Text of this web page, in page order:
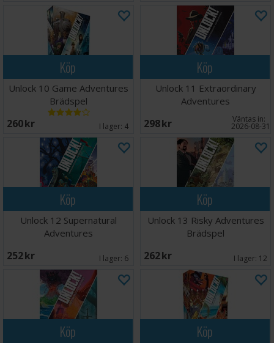
Köp
Unlock 10 Game Adventures
Brädspel
260 SEK I lager: 4
Köp
Unlock 11 Extraordinary
Adventures
298 SEK Väntas in:
2026-08-31
Köp
Unlock 12 Supernatural
Adventures
252 SEK I lager: 6
Köp
Unlock 13 Risky Adventures
Brädspel
262 SEK I lager: 12
Köp Köp